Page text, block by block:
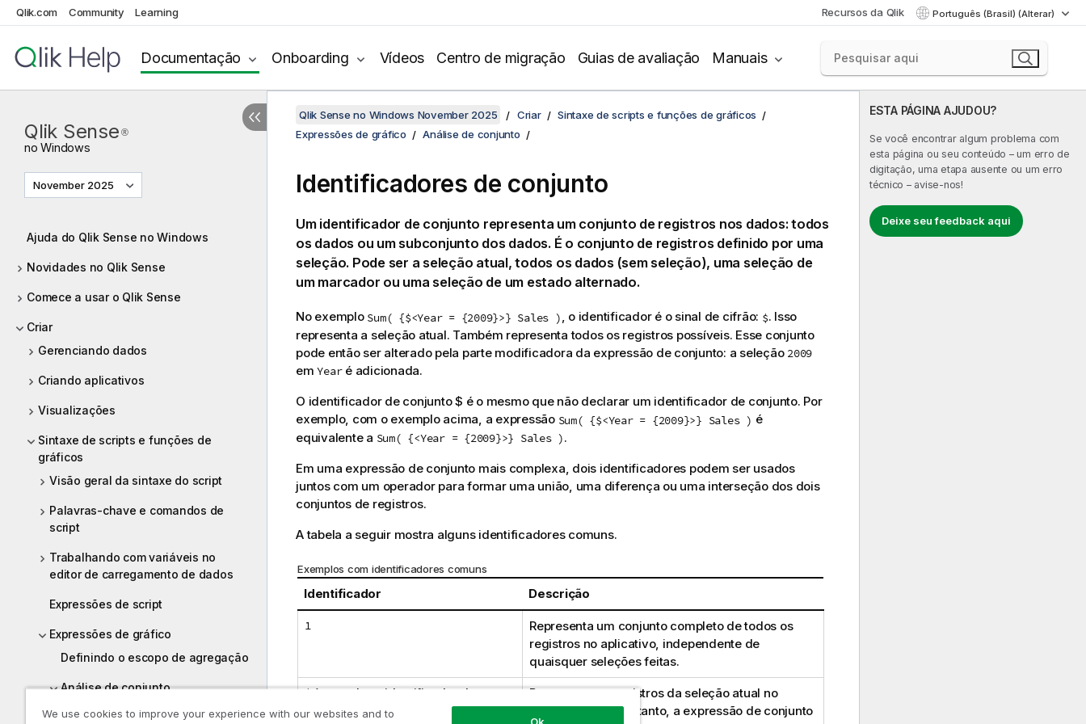
Qlik.com Community Learning Recursos da Qlik Português (Brasil) (Alterar)
Documentação Onboarding Vídeos Centro de migração Guias de avaliação Manuais
Qlik Sense ®
noWindows
November 2025
Ajuda do Qlik Sense no Windows
Novidades no Qlik Sense
Comece a usar o Qlik Sense
Criar
Gerenciando dados
Criando aplicativos
Visualizações
Sintaxe de scripts e funções de
gráficos
Visão geral da sintaxe do script
Palavras-chave e comandos de
script
Trabalhando com variáveis no
editor de carregamento de dados
Expressões de script
Expressões de gráfico
Definindo o escopo de agregação
Análise de conjunto
Identificadores de conjunto
ESTA PÁGINA AJUDOU?
Se você encontrar algum problema com
esta página ou seu conteúdo – um erro de
digitação, uma etapa ausente ou um erro
técnico – avise-nos!
Deixe seu feedback aqui
Qlik Sense no Windows November 2025 Criar
Sintaxe de scripts e funções de gráficos
Expressões de gráfico
Análise de conjunto
Identificadores de conjunto
Um identificador de conjunto representa um conjunto de registros nos dados: todos
os dados ou um subconjunto dos dados. É o conjunto de registros definido por uma
seleção. Pode ser a seleção atual, todos os dados (sem seleção), uma seleção de
um marcador ou uma seleção de um estado alternado.
No exemplo Sum( {$<Year = {2009}>} Sales ), o identificador é o sinal de cifrão: $. Isso
representa a seleção atual. Também representa todos os registros possíveis. Esse conjunto
pode então ser alterado pela parte modificadora da expressão de conjunto: a seleção 2009
emYearé adicionada.
O identificador de conjunto$ é o mesmo que não declarar um identificador de conjunto. Por
exemplo, com o exemplo acima, a expressão Sum( {$<Year = {2009}>} Sales ) é
equivalente a Sum( {<Year = {2009}>} Sales ).
Em uma expressão de conjunto mais complexa, dois identificadores podem ser usados
juntos com um operador para formar uma união, uma diferença ou uma interseção dos dois
conjuntos de registros.
A tabela a seguir mostra alguns identificadores comuns.
Exemplos com identificadores comuns
Identificador Descrição
1
Representa um conjunto completo de todos os
registros no aplicativo, independente de
quaisquer seleções feitas.
$(ou nenhum identificador de
conjunto)
Representa os registros da seleção atual no
estado padrão. Portanto, a expressão de conjunto
We use cookies to improve your experience with our websites and to